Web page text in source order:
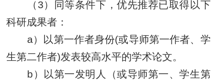
（3）
同等条件下 ，优先推荐已取得以下
科研成果者：
a）以第一作者身份(或导师第一作者、学
生第二作者)发表较高水平的学术论文。
b）以第一发明人（或导师第一、学生第